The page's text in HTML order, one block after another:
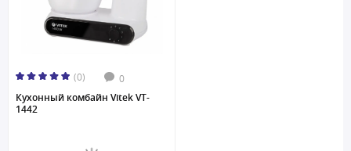
(0) 0
Кухонный комбайн Vitek VT-
1442